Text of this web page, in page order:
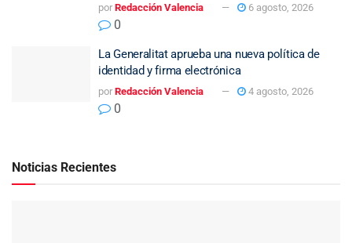
por Redacción Valencia 6 agosto, 2026
0
La Generalitat aprueba una nueva política de
identidad y firma electrónica
por Redacción Valencia 4 agosto, 2026
0
Noticias Recientes